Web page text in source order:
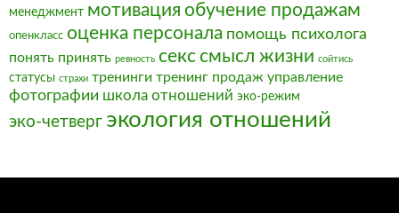
менеджмент мотивация обучение продажам
опенкласс оценка персонала помощь психолога
понять принять ревность секссмысл жизни сойтись
статусы страхи тренинги тренинг продаж управление
фотографии школа отношений эко-режим
эко-четверг экология отношений